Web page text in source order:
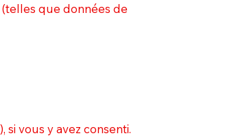
que données de
vous y avez consenti.